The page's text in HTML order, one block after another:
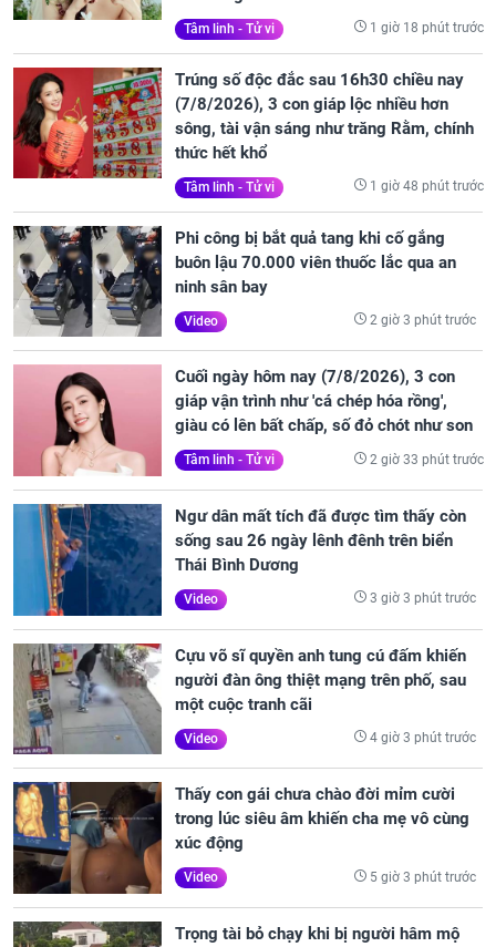
Tâm linh - Tử vi 1 giờ 18 phút trước
Trúng số độc đắc sau 16h30 chiều nay
(7/8/2026), 3 con giáp lộc nhiều hơn
sông, tài vận sáng như trăng Rằm, chính
thức hết khổ
Tâm linh - Tử vi 1 giờ 48 phút trước
Phi công bị bắt quả tang khi cố gắng
buôn lậu 70.000 viên thuốc lắc qua an
ninh sân bay
Video 2 giờ 3 phút trước
Cuối ngày hôm nay (7/8/2026), 3 con
giáp vận trình như 'cá chép hóa rồng',
giàu có lên bất chấp, số đỏ chót như son
Tâm linh - Tử vi 2 giờ 33 phút trước
Ngư dân mất tích đã được tìm thấy còn
sống sau 26 ngày lênh đênh trên biển
Thái Bình Dương
Video 3 giờ 3 phút trước
Cựu võ sĩ quyền anh tung cú đấm khiến
người đàn ông thiệt mạng trên phố, sau
một cuộc tranh cãi
Video 4 giờ 3 phút trước
Thấy con gái chưa chào đời mỉm cười
trong lúc siêu âm khiến cha mẹ vô cùng
xúc động
Video 5 giờ 3 phút trước
Trọng tài bỏ chạy khi bị người hâm mộ